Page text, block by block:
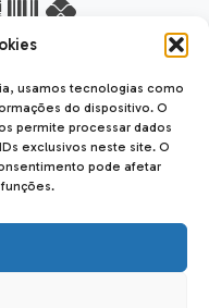
usamos tecnologias como
do dispositivo. O
permite processar dados
exclusivos neste site. O
pode afetar
Safe